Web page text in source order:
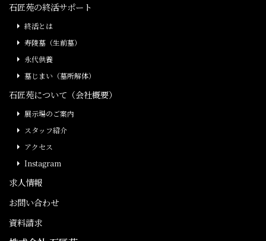
石匠苑の終活サポート
終活とは
寿陵墓（生前墓）
永代供養
墓じまい（墓所解体）
石匠苑について（会社概要）
展示場のご案内
スタッフ紹介
アクセス
Instagram
求人情報
お問い合わせ
資料請求